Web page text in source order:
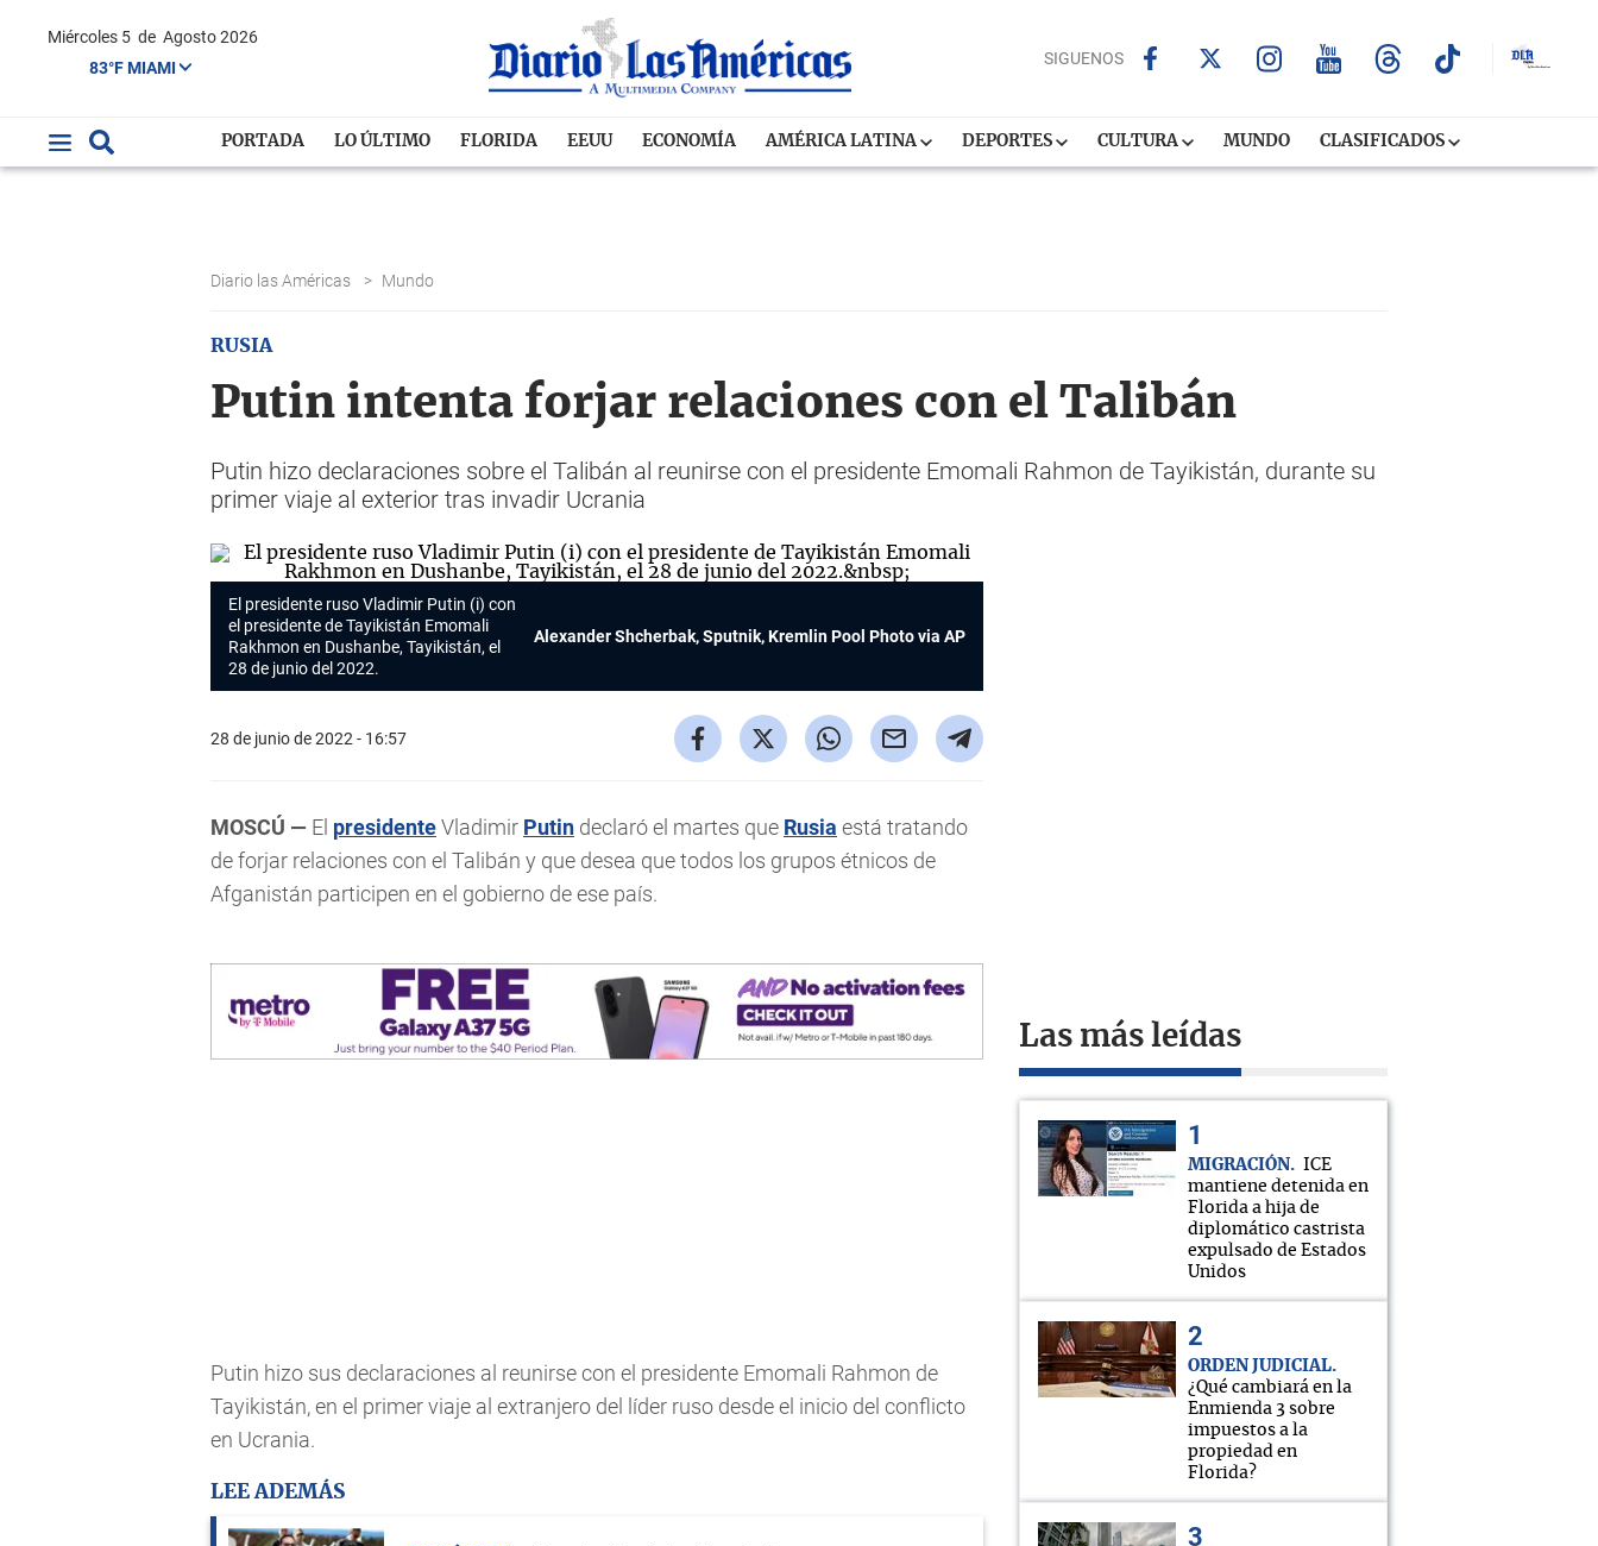
Miércoles 5 de Agosto 2026
83°F MIAMI
SIGUENOS
PORTADA LO ÚLTIMO FLORIDA EEUU ECONOMÍA AMÉRICA LATINA DEPORTES CULTURA MUNDO CLASIFICADOS
Diario las Américas > Mundo
RUSIA
Putin intenta forjar relaciones con el Talibán
Putin hizo declaraciones sobre el Talibán al reunirse con el presidente Emomali Rahmon de Tayikistán, durante su
primer viaje al exterior tras invadir Ucrania
El presidente ruso Vladimir Putin (i) con
el presidente de Tayikistán Emomali
Rakhmon en Dushanbe, Tayikistán, el
28 de junio del 2022.
Alexander Shcherbak, Sputnik, Kremlin Pool Photo via AP
28 de junio de 2022 - 16:57
MOSCÚ — El presidenteVladimir Putin declaró el martes que Rusia está tratando
de forjar relaciones con el Talibán y que desea que todos los grupos étnicos de
Afganistán participen en el gobierno de ese país.
Putin hizo sus declaraciones al reunirse con el presidente Emomali Rahmon de
Tayikistán, en el primer viaje al extranjero del líder ruso desde el inicio del conflicto
en Ucrania.
LEE ADEMÁS
Las más leídas
MIGRACIÓN
ICE
mantiene detenida en
Florida a hija de
diplomático castrista
expulsado de Estados
Unidos
ORDEN JUDICIAL
¿Qué cambiará en la
Enmienda 3 sobre
impuestos a la
propiedad en
Florida?